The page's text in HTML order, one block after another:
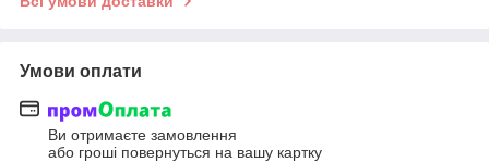
Умови оплати
Ви отримаєте замовлення
або гроші повернуться на вашу картку